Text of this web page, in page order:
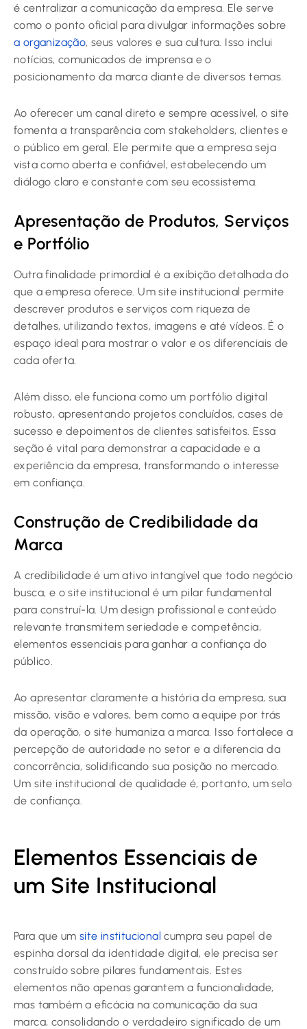
é centralizar a comunicação da empresa. Ele serve
como o ponto oficial para divulgar informações sobre
a organização, seus valores e sua cultura. Isso inclui
notícias, comunicados de imprensa e o
posicionamento da marca diante de diversos temas.
Ao oferecer um canal direto e sempre acessível, o site
fomenta a transparência com stakeholders, clientes e
o público em geral. Ele permite que a empresa seja
vista como aberta e confiável, estabelecendo um
diálogo claro e constante com seu ecossistema.
Apresentação de Produtos, Serviços
e Portfólio
Outra finalidade primordial é a exibição detalhada do
que a empresa oferece. Um site institucional permite
descrever produtos e serviços com riqueza de
detalhes, utilizando textos, imagens e até vídeos. É o
espaço ideal para mostrar o valor e os diferenciais de
cada oferta.
Além disso, ele funciona como um portfólio digital
robusto, apresentando projetos concluídos, cases de
sucesso e depoimentos de clientes satisfeitos. Essa
seção é vital para demonstrar a capacidade e a
experiência da empresa, transformando o interesse
em confiança.
Construção de Credibilidade da
Marca
A credibilidade é um ativo intangível que todo negócio
busca, e o site institucional é um pilar fundamental
para construí-la. Um design profissional e conteúdo
relevante transmitem seriedade e competência,
elementos essenciais para ganhar a confiança do
público.
Ao apresentar claramente a história da empresa, sua
missão, visão e valores, bem como a equipe por trás
da operação, o site humaniza a marca. Isso fortalece a
percepção de autoridade no setor e a diferencia da
concorrência, solidificando sua posição no mercado.
Um site institucional de qualidade é, portanto, um selo
de confiança.
Elementos Essenciais de
um Site Institucional
Para que um site institucional cumpra seu papel de
espinha dorsal da identidade digital, ele precisa ser
construído sobre pilares fundamentais. Estes
elementos não apenas garantem a funcionalidade,
mas também a eficácia na comunicação da sua
marca, consolidando o verdadeiro significado de um